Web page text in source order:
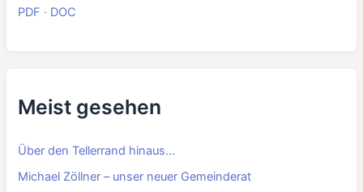
PDF · DOC
Meist gesehen
Über den Tellerrand hinaus…
Michael Zöllner – unser neuer Gemeinderat